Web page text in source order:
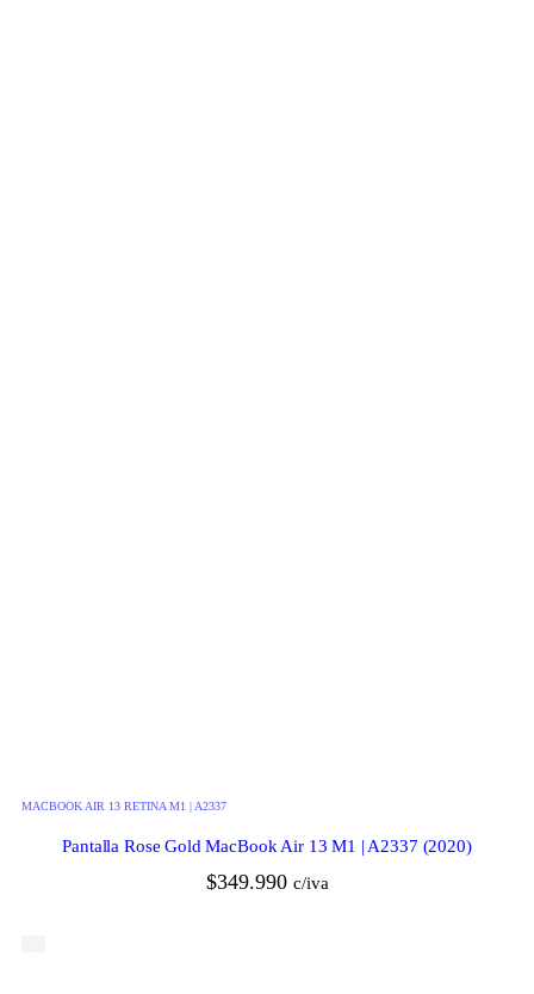
MACBOOK AIR 13 RETINA M1 | A2337
Pantalla Rose Gold MacBook Air 13 M1 | A2337 (2020)
$349.990 c/iva